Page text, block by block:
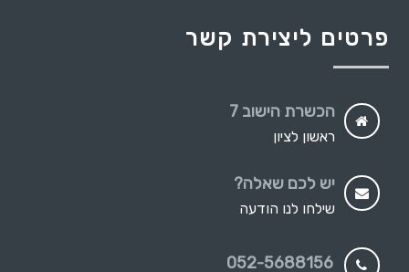
פרטים ליצירת קשר
הכשרת הישוב 7
ראשון לציון
יש לכם שאלה?
שילחו לנו הודעה
052-5688156